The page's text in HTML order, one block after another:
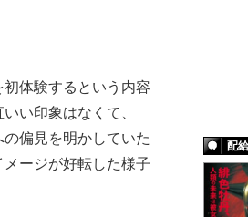
体験するという内容
い印象はなくて、
偏見を明かしていた
ージが好転した様子
配